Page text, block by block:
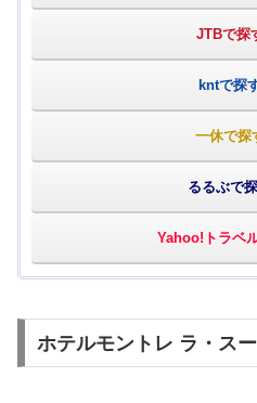
JTBで探
kntで探
一休で探
るるぶで
Yahoo!トラベ
ホテルモントレ ラ・ス